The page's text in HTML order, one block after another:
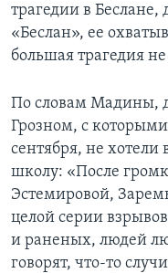
трагедии в Беслане,
«Беслан», ее
большая трагедия
По словам Мадины,
Грозном, с
сентября, не хотели
школу: «После
Эстемировой,
целой серии
и раненых, людей
говорят, что-то